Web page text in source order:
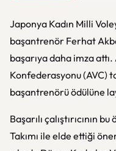
Japonya Kadın Milli
başantrenör Ferhat
başarıya daha imza
Konfederasyonu (AVC)
başantrenörü ödülüne
Başarılı çalıştırıcının
Takımı ile elde ettiği